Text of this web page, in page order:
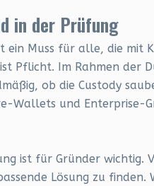
in der Prüfung
ein Muss für alle, die mit
Pflicht. Im Rahmen der
ob die Custody
Wallets und Enterprise-
ist für Gründer wichtig.
Lösung zu